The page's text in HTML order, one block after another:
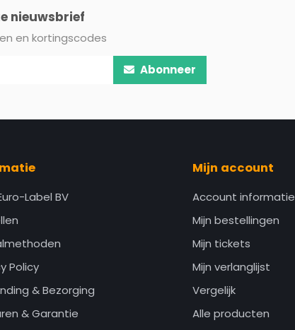
nieuwsbrief
en kortingscodes
Abonneer
Label BV
Policy
& Bezorging
& Garantie
Mijn account
Account informatie
Mijn bestellingen
Mijn tickets
Mijn verlanglijst
Vergelijk
Alle producten